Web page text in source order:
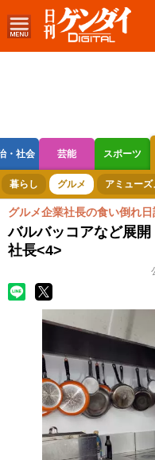
・社会 芸能 スポーツ
ボートレース 競輪 オート
暮らし グルメ アミューズ
グルメ企業社長の食い倒れ日
バルバッコアなど展
社長<4>